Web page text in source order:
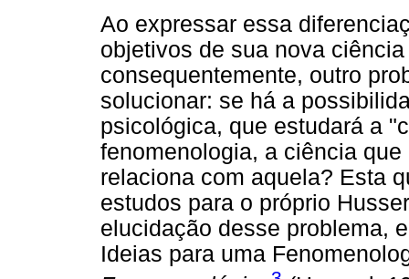
Ao expressar essa
objetivos de sua nova
consequentemente, outro
solucionar: se há a
psicológica, que estudará a
fenomenologia, a ciência
relaciona com aquela? Esta
estudos para o próprio
elucidação desse problema,
Ideias para uma